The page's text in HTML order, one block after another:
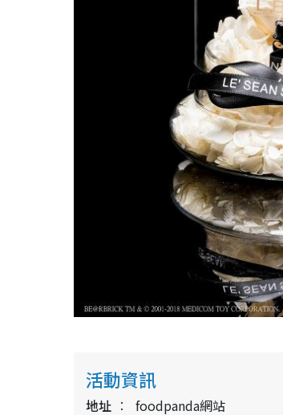
活動資訊
地址 foodpanda網站